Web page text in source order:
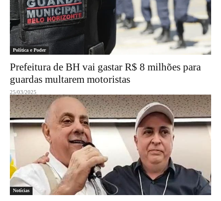
Política e Poder
Prefeitura de BH vai gastar R$ 8 milhões para
guardas multarem motoristas
25/03/2025
Notícias